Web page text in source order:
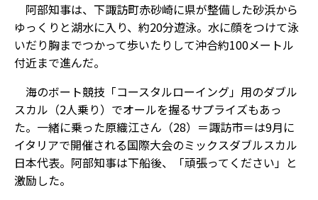
阿部知事は、下諏訪町赤砂崎に県が整備した砂浜から
ゆっくりと湖水に入り、約20分遊泳。水に顔をつけて泳
いだり胸までつかって歩いたりして沖合約100メートル
付近まで進んだ。
海のボート競技「コースタルローイング」用のダブル
スカル（2人乗り）でオールを握るサプライズもあっ
た。一緒に乗った原織江さん（28）＝諏訪市＝は9月に
イタリアで開催される国際大会のミックスダブルスカル
日本代表。阿部知事は下船後、「頑張ってください」と
激励した。